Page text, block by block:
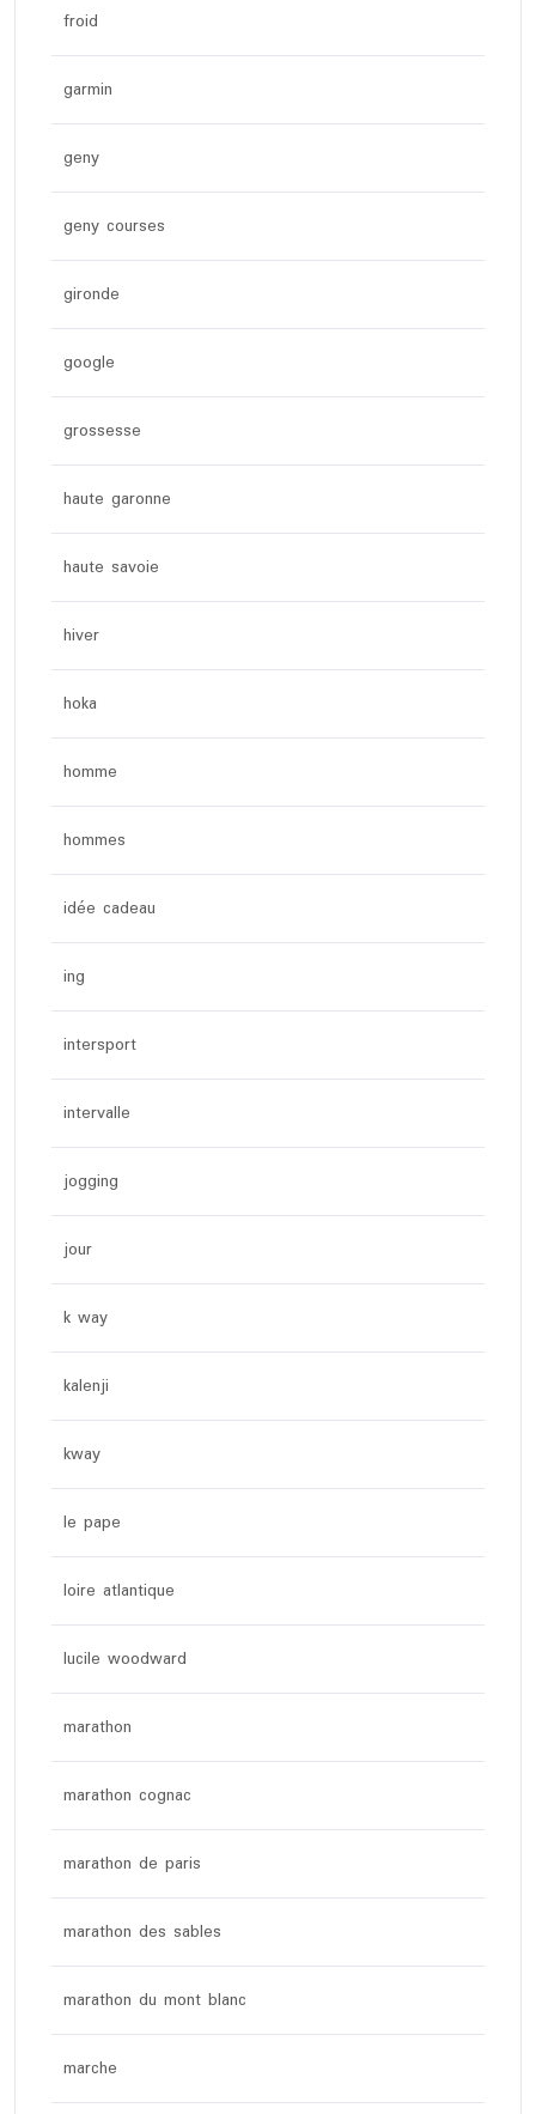
froid
garmin
geny
geny courses
gironde
google
grossesse
haute garonne
haute savoie
hiver
hoka
homme
hommes
idée cadeau
ing
intersport
intervalle
jogging
jour
k way
kalenji
kway
le pape
loire atlantique
lucile woodward
marathon
marathon cognac
marathon de paris
marathon des sables
marathon du mont blanc
marche